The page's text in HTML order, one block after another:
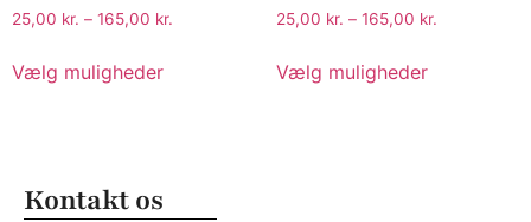
25,00 kr. – 165,00 kr.
Vælg muligheder
25,00 kr. – 165,00 kr.
Vælg muligheder
Kontakt os